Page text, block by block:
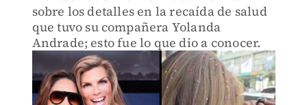
sobre los detalles en la recaída de salud
que tuvo su compañera Yolanda
Andrade; esto fue lo que dio a conocer.